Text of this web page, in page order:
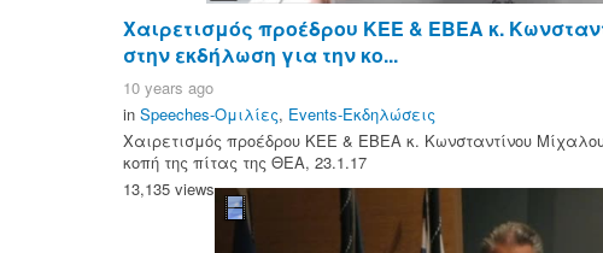
Χαιρετισμός προέδρου ΚΕΕ & ΕΒΕΑ κ.
στην εκδήλωση για την κο...
10 years ago
in Speeches-Ομιλίες, Events-Εκδηλώσεις
Χαιρετισμός προέδρου ΚΕΕ & ΕΒΕΑ κ. Κωνσταντίνου
κοπή της πίτας της ΘΕΑ, 23.1.17
13,135 views